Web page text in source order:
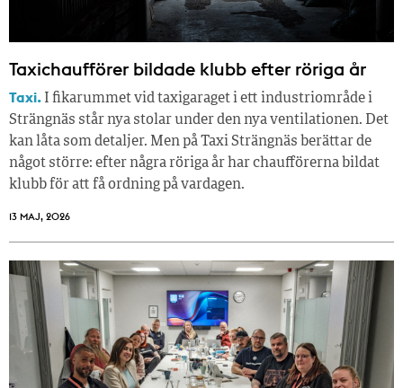
Taxichaufförer bildade klubb efter röriga år
Taxi. I fikarummet vid taxigaraget i ett industriområde i
Strängnäs står nya stolar under den nya ventilationen. Det
kan låta som detaljer. Men på Taxi Strängnäs berättar de
något större: efter några röriga år har chaufförerna bildat
klubb för att få ordning på vardagen.
13 MAJ, 2026